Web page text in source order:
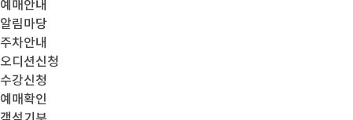
예매안내
알림마당
주차안내
오디션신청
수강신청
예매확인